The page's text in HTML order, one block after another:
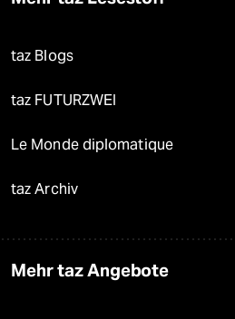
taz Blogs
taz FUTURZWEI
Le Monde diplomatique
taz Archiv
Mehr taz Angebote